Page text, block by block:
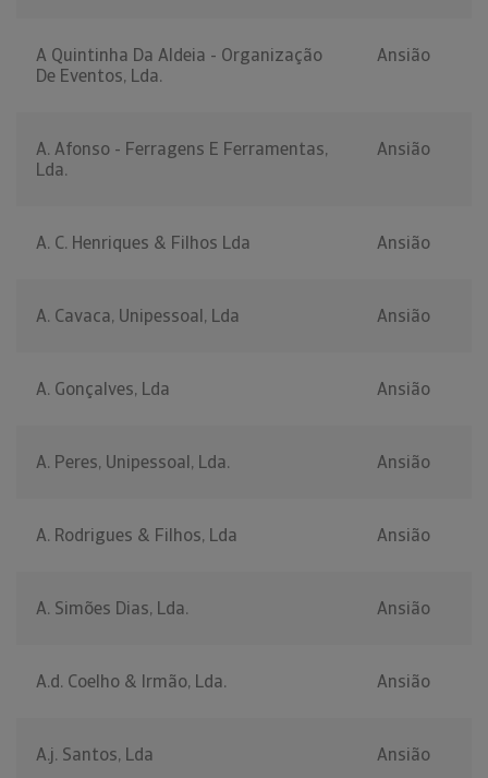
A Quintinha Da Aldeia - Organização
De Eventos, Lda.
Ansião
A. Afonso - Ferragens E Ferramentas,
Lda.
Ansião
A. C. Henriques & Filhos Lda Ansião
A. Cavaca, Unipessoal, Lda Ansião
A. Gonçalves, Lda Ansião
A. Peres, Unipessoal, Lda. Ansião
A. Rodrigues & Filhos, Lda Ansião
A. Simões Dias, Lda. Ansião
A.d. Coelho & Irmão, Lda. Ansião
A.j. Santos, Lda Ansião